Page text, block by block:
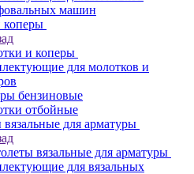
машин
и коперы
для молотков и
бензиновые
отбойные
для арматуры
вязальные для арматуры
для вязальных